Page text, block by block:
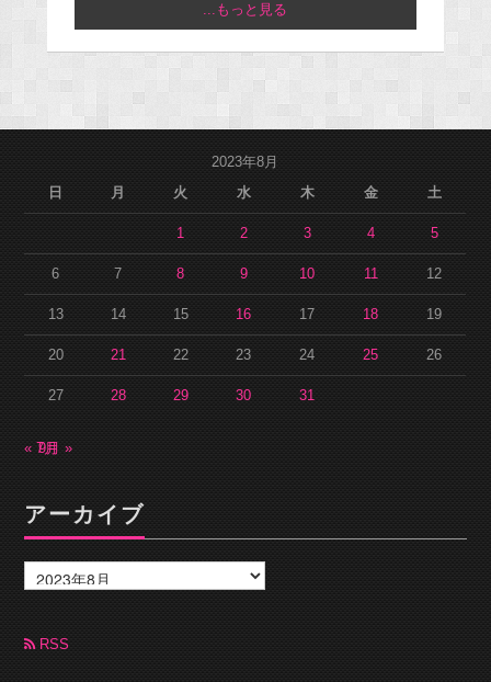
...もっと見る
2023年8月
日
月 火 水 木 金 土
1 2 3 4 5
6 7 8 9 10 11 12
13 14 15 16 17 18 19
20 21 22 23 24 25 26
27 28 29 30 31
« 7月9月 »
アーカイブ
ー
カ
ブ RSS